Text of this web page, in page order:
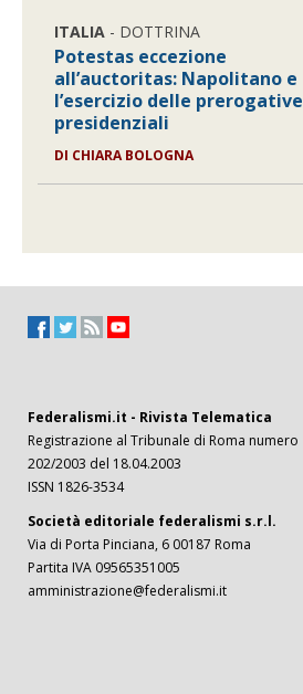
ITALIA - DOTTRINA
Potestas eccezione
all’auctoritas: Napolitano e
l’esercizio delle prerogative
presidenziali
DI CHIARA BOLOGNA
Federalismi.it - Rivista Telematica
Registrazione al Tribunale di Roma numero
202/2003 del 18.04.2003
ISSN 1826-3534
Società editoriale federalismi s.r.l.
Via di Porta Pinciana, 6 00187 Roma
Partita IVA 09565351005
amministrazione@federalismi.it